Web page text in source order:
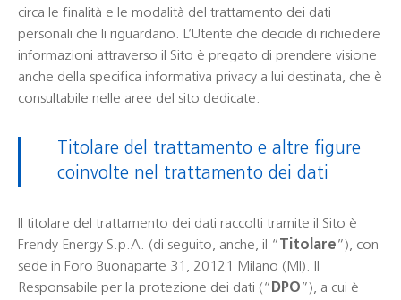
circa le finalità e le modalità del trattamento dei dati
personali che li riguardano. L’Utente che decide di richiedere
informazioni attraverso il Sito è pregato di prendere visione
anche della specifica informativa privacy a lui destinata, che è
consultabile nelle aree del sito dedicate.
Titolare del trattamento e altre figure
coinvolte nel trattamento dei dati
Il titolare del trattamento dei dati raccolti tramite il Sito è
Frendy Energy S.p.A. (di seguito, anche, il “
Titolare”), con
sede in Foro Buonaparte 31, 20121 Milano (MI). Il
Responsabile per la protezione dei dati (“ DPO”), a cui è